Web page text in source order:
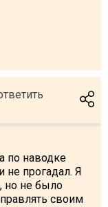
по наводке
не прогадал. Я
но не было
своим